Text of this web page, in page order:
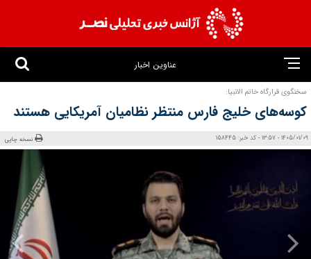
عناوین اخبار
سخنگوی قرارگاه خاتم الانبیا:
کوسه‌های خلیج فارس منتظر نظامیان آمریکایی هستند
1405/01/09 - 13:57 - کد خبر: 158445 نسخه چاپی